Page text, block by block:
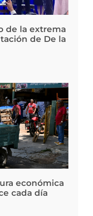
de la extrema
de De la
económica
cada día